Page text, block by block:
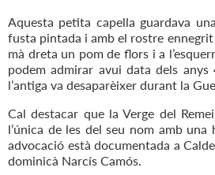
Aquesta petita capella guardava
fusta pintada i amb el rostre ennegrit
mà dreta un pom de flors i a
podem admirar avui data dels
l’antiga va desaparèixer durant la
Cal destacar que la Verge del
l’única de les del seu nom amb
advocació està documentada a
dominicà Narcís Camós.